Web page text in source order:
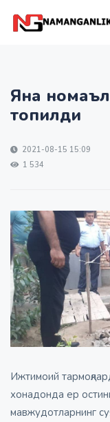
Яна
топилди
2021-08-15 15:09
1 534
Ижтимоий
хонадонда ер
мавжудотларнинг